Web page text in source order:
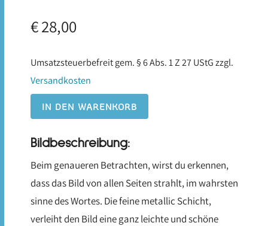
€28,00
Umsatzsteuerbefreit gem. § 6 Abs. 1 Z 27 UStGzzgl.
Versandkosten
IN DEN WARENKORB
Bildbeschreibung:
Beim genaueren Betrachten, wirst du erkennen,
dass das Bild von allen Seiten strahlt, im wahrsten
sinne des Wortes. Die feine metallic Schicht,
verleiht den Bild eine ganz leichte und schöne